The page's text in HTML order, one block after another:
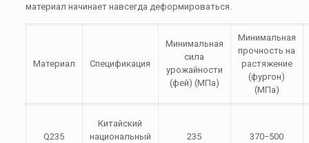
материал начинает навсегда деформироваться.
Материал Спецификация
Минимальная
сила
урожайности
(фей) (МПа)
Минимальная
прочность на
растяжение
(фургон)
(МПа)
Q235
Китайский
национальный
235 370−500